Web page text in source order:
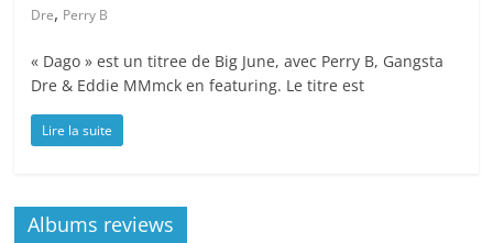
Dre, Perry B
« Dago » est un titree de Big June, avec Perry B, Gangsta
Dre & Eddie MMmck en featuring. Le titre est
Lire la suite
Albums reviews